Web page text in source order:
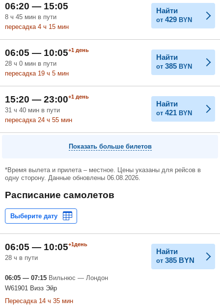
06:20 — 15:05
8 ч 45 мин в пути
пересадка 4 ч 15 мин
Найти
от 429 BYN
06:05 — 10:05+1 день
28 ч 0 мин в пути
пересадка 19 ч 5 мин
Найти
от 385 BYN
15:20 — 23:00+1 день
31 ч 40 мин в пути
пересадка 24 ч 55 мин
Найти
от 421 BYN
Показать больше билетов
*Время вылета и прилета – местное. Цены указаны для рейсов в
одну сторону. Данные обновлены 06.08.2026.
Расписание самолетов
06:05 — 10:05+1день
28 ч в пути
Найти
от 385 BYN
06:05 — 07:15 Вильнюс — Лондон
W61901 Визз Эйр
Пересадка 14 ч 35 мин